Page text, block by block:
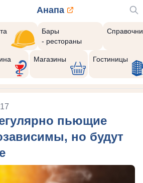
Анапа
Бары
- рестораны
Магазины Гостиницы
пьющие
но будут